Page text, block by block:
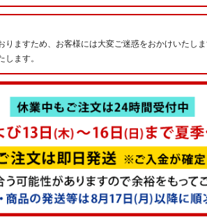
ますため、お客様には大変ご迷惑をおかけいたしま
ます。